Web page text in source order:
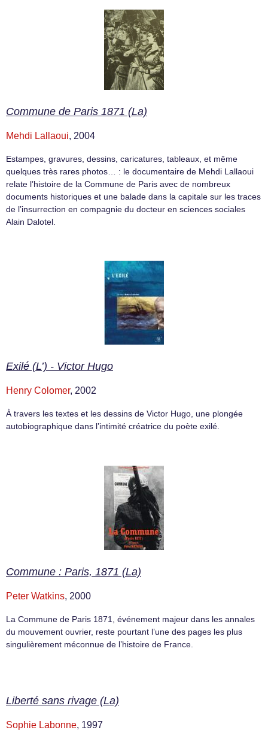
Commune de Paris 1871 (La)
Mehdi Lallaoui, 2004
Estampes, gravures, dessins, caricatures, tableaux, et même
quelques très rares photos… : le documentaire de Mehdi Lallaoui
relate l’histoire de la Commune de Paris avec de nombreux
documents historiques et une balade dans la capitale sur les traces
de l’insurrection en compagnie du docteur en sciences sociales
Alain Dalotel.
Exilé (L’) - Victor Hugo
Henry Colomer, 2002
À travers les textes et les dessins de Victor Hugo, une plongée
autobiographique dans l’intimité créatrice du poète exilé.
Commune : Paris, 1871 (La)
Peter Watkins, 2000
La Commune de Paris 1871, événement majeur dans les annales
du mouvement ouvrier, reste pourtant l’une des pages les plus
singulièrement méconnue de l’histoire de France.
Liberté sans rivage (La)
Sophie Labonne, 1997